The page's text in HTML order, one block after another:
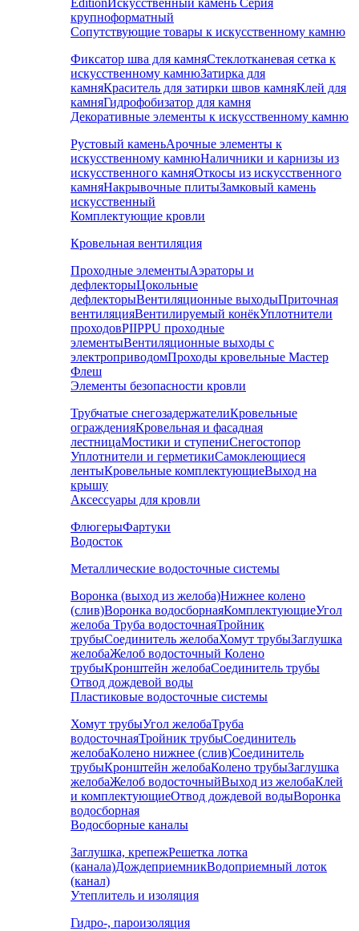
EditionИскусственный камень Серия
крупноформатный
Сопутствующие товары к искусственному камню
Фиксатор шва для камняСтеклотканевая сетка к
искусственному камнюЗатирка для
камняКраситель для затирки швов камняКлей для
камняГидрофобизатор для камня
Декоративные элементы к искусственному камню
Рустовый каменьАрочные элементы к
искусственному камнюНаличники и карнизы из
искусственного камняОткосы из искусственного
камняНакрывочные плитыЗамковый камень
искусственный
Комплектующие кровли
Кровельная вентиляция
Проходные элементыАэраторы и
дефлекторыЦокольные
дефлекторыВентиляционные выходыПриточная
вентиляцияВентилируемый конёкУплотнители
проходовPIIPPU проходные
элементыВентиляционные выходы с
электроприводомПроходы кровельные Мастер
Флеш
Элементы безопасности кровли
Трубчатые снегозадержателиКровельные
огражденияКровельная и фасадная
лестницаМостики и ступениСнегостопор
Уплотнители и герметикиСамоклеющиеся
лентыКровельные комплектующиеВыход на
крышу
Аксессуары для кровли
ФлюгерыФартуки
Водосток
Металлические водосточные системы
Воронка (выход из желоба)Нижнее колено
(слив)Воронка водосборнаяКомплектующиеУгол
желоба Труба водосточнаяТройник
трубыСоединитель желобаХомут трубыЗаглушка
желобаЖелоб водосточный Колено
трубыКронштейн желобаСоединитель трубы
Отвод дождевой воды
Пластиковые водосточные системы
Хомут трубыУгол желобаТруба
водосточнаяТройник трубыСоединитель
желобаКолено нижнее (слив)Соединитель
трубыКронштейн желобаКолено трубыЗаглушка
желобаЖелоб водосточныйВыход из желобаКлей
и комплектующиеОтвод дождевой водыВоронка
водосборная
Водосборные каналы
Заглушка, крепежРешетка лотка
(канала)ДождеприемникВодоприемный лоток
(канал)
Утеплитель и изоляция
Гидро-, пароизоляция